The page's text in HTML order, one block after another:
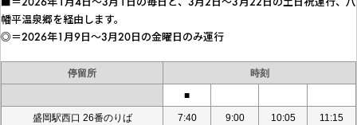
幡平温泉郷を経由します。
◎＝2026年1月9日～3月20日の金曜日のみ運行
停留所
時刻
■
盛岡駅西口 26番のりば
7:40 9:00 10:05
11:15